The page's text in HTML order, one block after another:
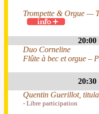
Trompette & Orgue —
20:00
Duo Corneline
Flûte à bec et orgue –
20:30
Quentin Guerillot,
- Libre participation